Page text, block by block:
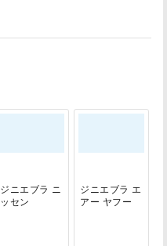
ジニエブラ ニ
ッセン
ジニエブラ エ
アー ヤフー